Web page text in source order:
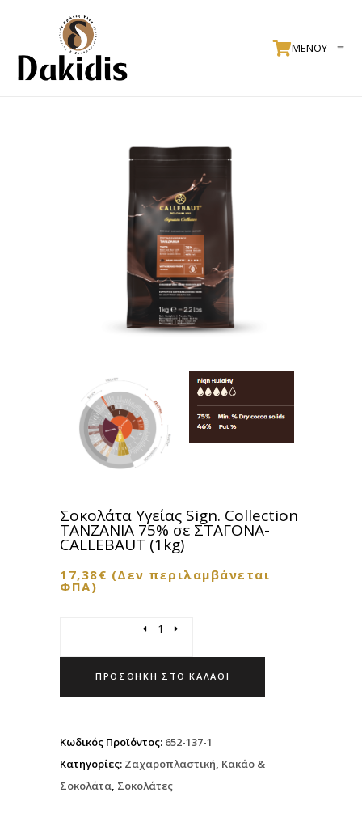
ΜΕΝΟΥ
Σοκολάτα Υγείας Sign. Collection
TANZANIA 75% σε ΣΤΑΓΟΝΑ-
CALLEBAUT (1kg)
17,38€ (Δεν περιλαμβάνεται
ΦΠΑ)
ΠΡΟΣΘΉΚΗ ΣΤΟ ΚΑΛΆΘΙ
Κωδικός Προϊόντος: 652-137-1
Κατηγορίες: Ζαχαροπλαστική Κακάο &
Σοκολάτα Σοκολάτες